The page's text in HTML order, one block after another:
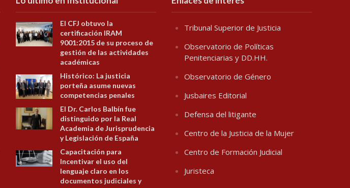
El CFJ obtuvo la
certificación IRAM
9001:2015 de su proceso de
gestión de las actividades
académicas
Histórico: La justicia
porteña asume nuevas
competencias penales
El Dr. Carlos Balbín fue
distinguido por la Real
Academia de Jurisprudencia
y Legislación de España
Capacitación para
Incentivar el uso del
lenguaje claro en los
documentos judiciales y
Tribunal Superior de Justicia
Observatorio de Políticas
Penitenciarias y DD.HH.
Observatorio de Género
Jusbaires Editorial
Defensa del litigante
Centro de la Justicia de la Mujer
Centro de Formación Judicial
Juristeca